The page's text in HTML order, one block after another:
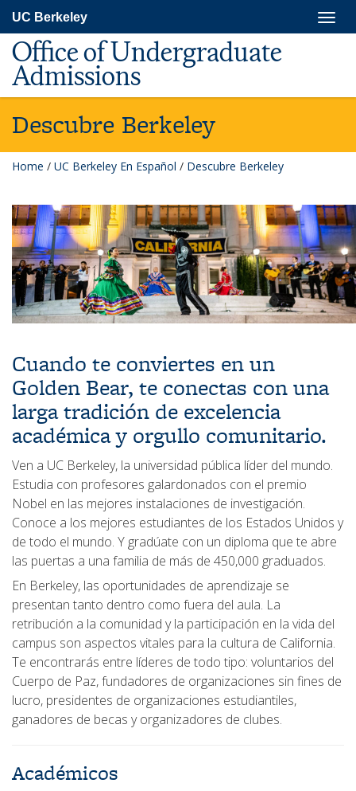
main
content
UC Berkeley
Office of Undergraduate
Admissions
Descubre Berkeley
Home / UC Berkeley En Español / Descubre Berkeley
Cuando te conviertes en un
Golden Bear, te conectas con una
larga tradición de excelencia
académica y orgullo comunitario.
Ven a UC Berkeley, la universidad pública líder del mundo.
Estudia con profesores galardonados con el premio
Nobel en las mejores instalaciones de investigación.
Conoce a los mejores estudiantes de los Estados Unidos y
de todo el mundo. Y gradúate con un diploma que te abre
las puertas a una familia de más de 450,000 graduados.
En Berkeley, las oportunidades de aprendizaje se
presentan tanto dentro como fuera del aula. La
retribución a la comunidad y la participación en la vida del
campus son aspectos vitales para la cultura de California.
Te encontrarás entre líderes de todo tipo: voluntarios del
Cuerpo de Paz, fundadores de organizaciones sin fines de
lucro, presidentes de organizaciones estudiantiles,
ganadores de becas y organizadores de clubes.
Académicos